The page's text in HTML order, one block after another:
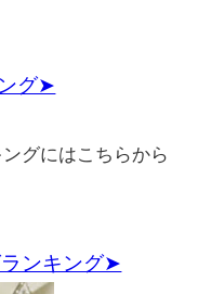
グ➤
グにはこちらから
ンキング➤